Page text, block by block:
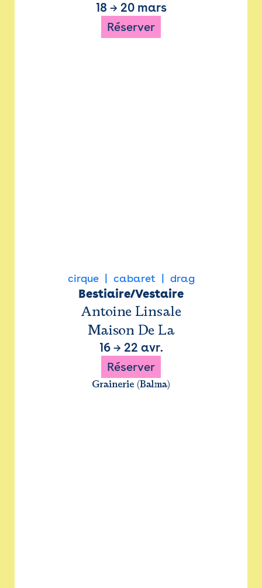
18 → 20 mars
Réserver
cirque cabaret drag
Bestiaire/Vestaire
Antoine Linsale
Maison De La
16→ 22 avr.
Réserver
Grainerie (Balma)